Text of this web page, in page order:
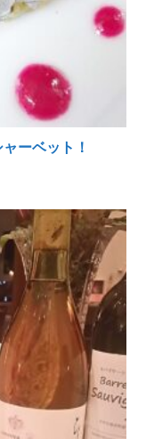
ーベット！